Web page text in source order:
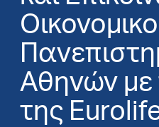
Αθηνών με
της